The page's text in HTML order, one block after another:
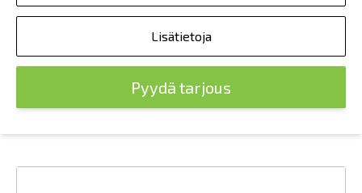
Lisätietoja
Pyydä tarjous